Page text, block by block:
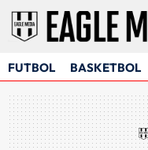
FUTBOL BASKETBOL